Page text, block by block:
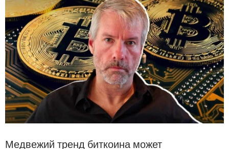
Медвежий тренд биткоина может